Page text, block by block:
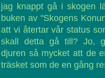
jag knappt gå i skogen
buken av "Skogens
att vi återtar vår status
skall detta gå till? Jo,
djuren så mycket att de
träsket som de en gång